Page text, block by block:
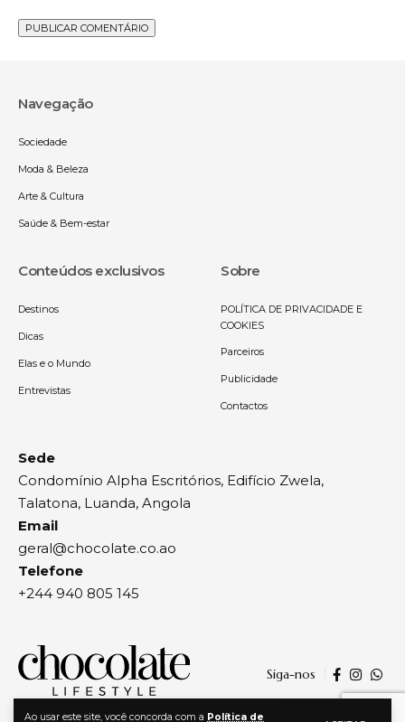
Ao usar este site, você concorda com a Política de
Navegação
Sociedade
Moda & Beleza
Arte & Cultura
Saúde & Bem-estar
Conteúdos exclusivos
Destinos
Dicas
Elas e o Mundo
Entrevistas
Sobre
POLÍTICA DE PRIVACIDADE E
COOKIES
Parceiros
Publicidade
Contactos
Sede
Condomínio Alpha Escritórios, Edifício Zwela,
Talatona, Luanda, Angola
Email
geral@chocolate.co.ao
Telefone
+244 940 805 145
Siga-nos